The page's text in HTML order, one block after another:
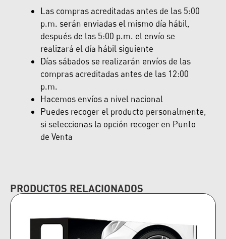
Las compras acreditadas antes de las 5:00
p.m. serán enviadas el mismo día hábil,
después de las 5:00 p.m. el envío se
realizará el día hábil siguiente
Días sábados se realizarán envíos de las
compras acreditadas antes de las 12:00
p.m.
Hacemos envíos a nivel nacional
Puedes recoger el producto personalmente,
si seleccionas la opción recoger en Punto
de Venta
PRODUCTOS RELACIONADOS